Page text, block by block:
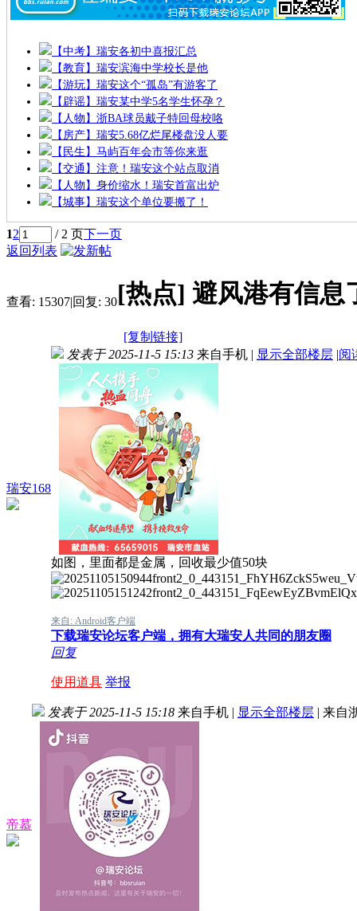
【中考】瑞安各初中喜报汇总
【教育】瑞安滨海中学校长是他
【游玩】瑞安这个“孤岛”有游客了
【辟谣】瑞安某中学5名学生怀孕？
【人物】浙BA球员戴子特回母校咯
【房产】瑞安5.68亿烂尾楼盘没人要
【民生】马屿百年会市等你来逛
【交通】注意！瑞安这个站点取消
【人物】身价缩水！瑞安首富出炉
【城事】瑞安这个单位要搬了！
12 / 2 页下一页
返回列表
查看: 15307|回复: 30[热点] 避风港有信息
[复制链接]
瑞安168
发表于 2025-11-5 15:13 来自手机 | 显示全部楼层 |阅
如图，里面都是金属，回收最少值50块
来自: Android客户端
下载瑞安论坛客户端，拥有大瑞安人共同的朋友圈
回复
使用道具 举报
帝慕
发表于 2025-11-5 15:18 来自手机 | 显示全部楼层 | 来自